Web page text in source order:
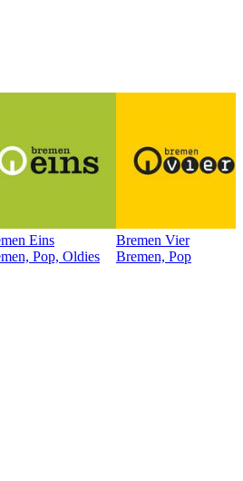
Eins
Pop, Oldies
Bremen Vier
Bremen, Pop